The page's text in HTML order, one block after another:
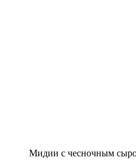
Мидии с чесночным